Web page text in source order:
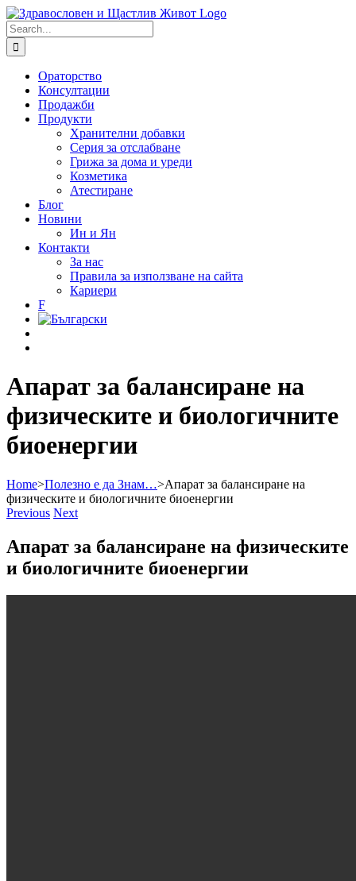
Skip
to
content
Search
for:
Ораторство
Консултации
Продажби
Продукти
Хранителни добавки
Серия за отслабване
Грижа за дома и уреди
Козметика
Атестиране
Блог
Новини
Ин и Ян
Контакти
За нас
Правила за използване на сайта
Кариери
F
Aпарат за балансиране на
физическите и биологичните
биоенергии
Home>Полезно е да Знам…>Aпарат за балансиране на
физическите и биологичните биоенергии
Previous Next
Aпарат за балансиране на физическите
и биологичните биоенергии